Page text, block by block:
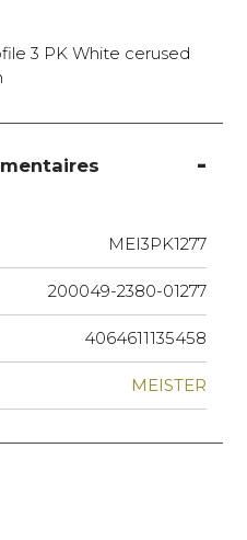
3 PK White cerused
MEI3PK1277
200049-2380-01277
4064611135458
MEISTER